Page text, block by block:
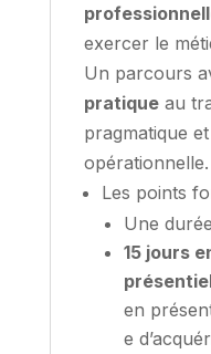
exercer le
Un parcours
pratiqueau
pragmatique
opérationnelle.
Les points
Une
15 jours
en
e